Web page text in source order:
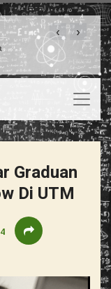
‹ ›
Graduan
Di UTM